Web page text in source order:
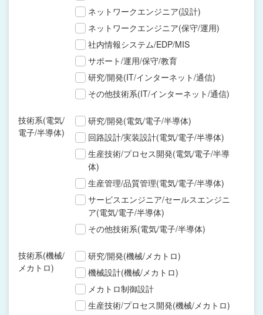
ネットワークエンジニア(設計)
ネットワークエンジニア(保守/運用)
社内情報システム/EDP/MIS
サポート/運用/保守/教育
研究/開発(IT/インターネット/通信)
その他技術系(IT/インターネット/通信)
技術系(電気/
電子/半導体)
研究/開発(電気/電子/半導体)
回路設計/実装設計(電気/電子/半導体)
生産技術/プロセス開発(電気/電子/半導
体)
生産管理/品質管理(電気/電子/半導体)
サービスエンジニア/セールスエンジニ
ア(電気/電子/半導体)
その他技術系(電気/電子/半導体)
技術系(機械/
メカトロ)
研究/開発(機械/メカトロ)
機械設計(機械/メカトロ)
メカトロ制御設計
生産技術/プロセス開発(機械/メカトロ)